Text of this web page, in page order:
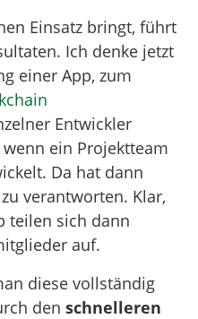
Einsatz bringt, führt
Ich denke jetzt
einer App, zum
Entwickler
ein Projektteam
Da hat dann
verantworten. Klar,
teilen sich dann
auf.
diese vollständig
denschnelleren